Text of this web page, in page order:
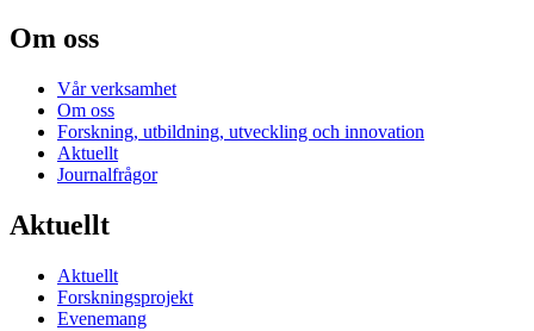
Om oss
Vår verksamhet
Om oss
Forskning, utbildning, utveckling och innovation
Aktuellt
Journalfrågor
Aktuellt
Aktuellt
Forskningsprojekt
Evenemang